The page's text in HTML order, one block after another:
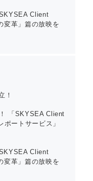
Client
変革」篇の放映を
！
「SKYSEA Client
ートサービス」
Client
変革」篇の放映を